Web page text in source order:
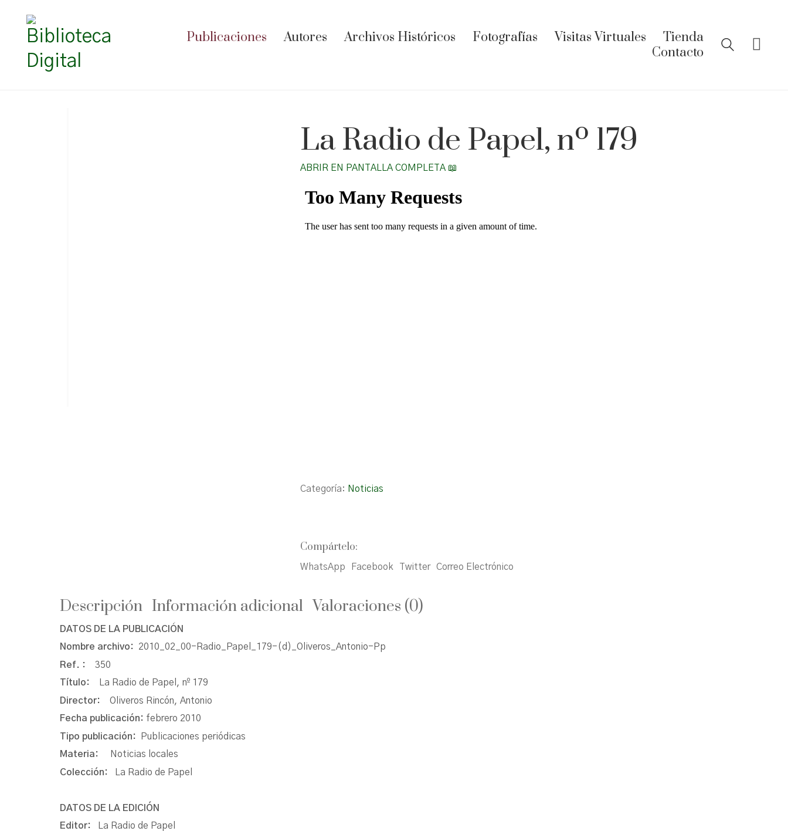
Publicaciones Autores Archivos Históricos Fotografías Visitas Virtuales
Tienda
Contacto
La Radio de Papel, nº 179
ABRIR EN PANTALLA COMPLETA 📖
Categoría: Noticias
Compártelo:
WhatsApp Facebook Twitter Correo Electrónico
Descripción Información adicional Valoraciones (0)
DATOS DE LA PUBLICACIÓN
Nombre archivo: 2010_02_00-Radio_Papel_179-(d)_Oliveros_Antonio-Pp
Ref. : 350
Título:
La Radio de Papel, nº 179
Director: Oliveros Rincón, Antonio
Fecha publicación: febrero 2010
Tipo publicación:
Publicaciones periódicas
Materia:
Noticias locales
Colección:
La Radio de Papel
DATOS DE LA EDICIÓN
Editor:
La Radio de Papel